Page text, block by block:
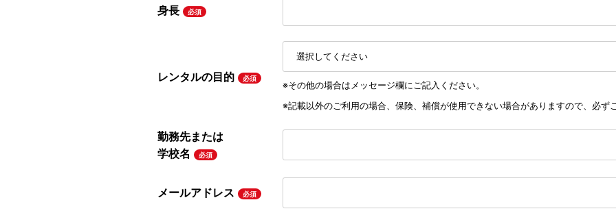
身長 必須
レンタルの目的 必須
※その他の場合はメッセージ欄にご記入ください。
※記載以外のご利用の場合、保険、補償が使用できない場合がありますので、必ず
勤務先または
学校名
必須
メールアドレス 必須